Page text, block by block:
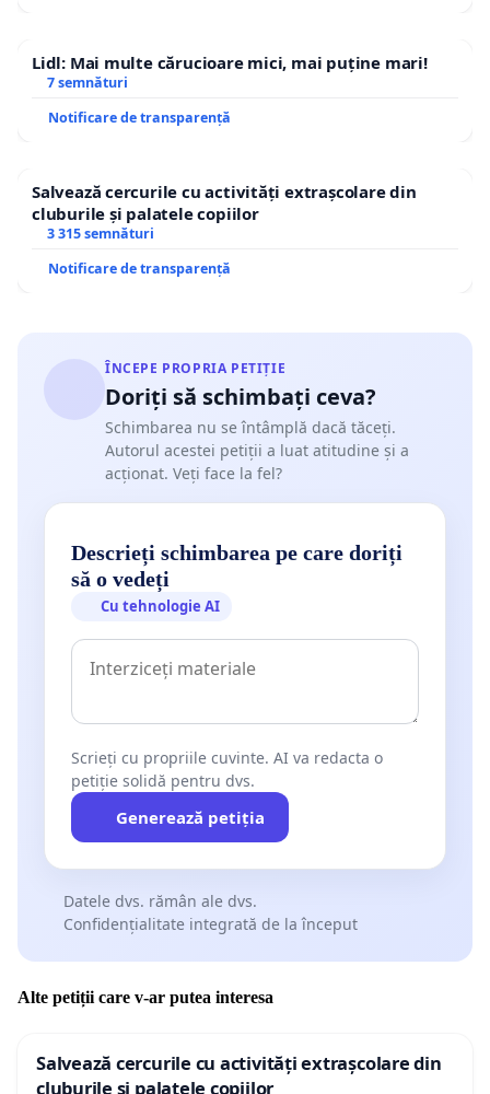
Lidl: Mai multe cărucioare mici, mai puține mari!
7 semnături
Notificare de transparență
Salvează cercurile cu activități extrașcolare din
cluburile și palatele copiilor
3 315 semnături
Notificare de transparență
ÎNCEPE PROPRIA PETIȚIE
Doriți să schimbați ceva?
Schimbarea nu se întâmplă dacă tăceți.
Autorul acestei petiții a luat atitudine și a
acționat. Veți face la fel?
Descrieți schimbarea pe care doriți
să o vedeți
Cu tehnologie AI
Scrieți cu propriile cuvinte. AI va redacta o
petiție solidă pentru dvs.
Generează petiția
Datele dvs. rămân ale dvs.
Confidențialitate integrată de la început
Alte petiții care v-ar putea interesa
Salvează cercurile cu activități extrașcolare din
cluburile și palatele copiilor